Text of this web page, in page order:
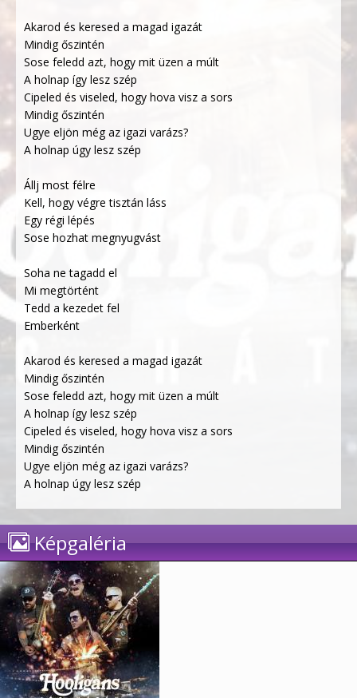
Akarod és keresed a magad igazát
Mindig őszintén
Sose feledd azt, hogy mit üzen a múlt
A holnap így lesz szép
Cipeled és viseled, hogy hova visz a sors
Mindig őszintén
Ugye eljön még az igazi varázs?
A holnap úgy lesz szép
Állj most félre
Kell, hogy végre tisztán láss
Egy régi lépés
Sose hozhat megnyugvást
Soha ne tagadd el
Mi megtörtént
Tedd a kezedet fel
Emberként
Akarod és keresed a magad igazát
Mindig őszintén
Sose feledd azt, hogy mit üzen a múlt
A holnap így lesz szép
Cipeled és viseled, hogy hova visz a sors
Mindig őszintén
Ugye eljön még az igazi varázs?
A holnap úgy lesz szép
Képgaléria